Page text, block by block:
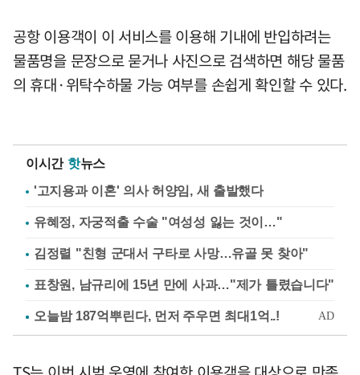
공항 이용객이 이 서비스를 이용해 기내에 반입하려는
물품명을 문장으로 묻거나 사진으로 검색하면 해당 물품
의 휴대·위탁수하물 가능 여부를 손쉽게 확인할 수 있다.
이시간 핫뉴스
'고지용과 이혼' 의사 허양임, 새 출발했다
유혜정, 자궁적출 수술 "여성성 잃는 것이…"
김정렬 "친형 군대서 구타로 사망…유골 못 찾아"
표창원, 남규리에 15년 만에 사과…"제가 틀렸습니다"